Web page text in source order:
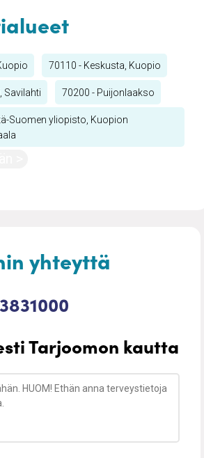
70110 - Keskusta, Kuopio
Savilahti 70200 - Puijonlaakso
Suomen yliopisto, Kuopion
yhteyttä
Tarjoomon kautta